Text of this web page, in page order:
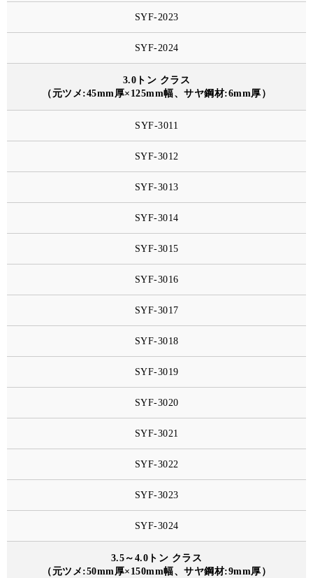
SYF-2023
SYF-2024
3.0トン クラス
（元ツメ:45mm厚×125mm幅、サヤ鋼材:6mm厚）
SYF-3011
SYF-3012
SYF-3013
SYF-3014
SYF-3015
SYF-3016
SYF-3017
SYF-3018
SYF-3019
SYF-3020
SYF-3021
SYF-3022
SYF-3023
SYF-3024
3.5～4.0トン クラス
（元ツメ:50mm厚×150mm幅、サヤ鋼材:9mm厚）